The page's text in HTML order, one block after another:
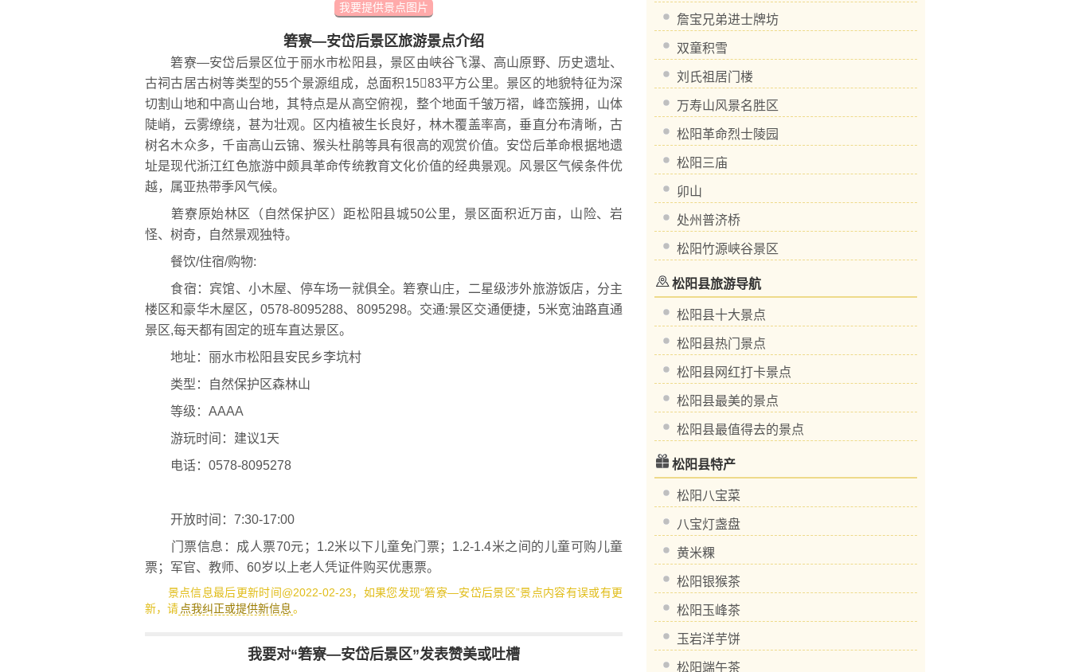
我要提供景点图片
箬寮—安岱后景区旅游景点介绍
箬寮—安岱后景区位于丽水市松阳县，景区由峡谷飞瀑、高山原野、历史遗址、
古祠古居古树等类型的55个景源组成，总面积1583平方公里。景区的地貌特征为深
切割山地和中高山台地，其特点是从高空俯视，整个地面千皱万褶，峰峦簇拥，山体
陡峭，云雾缭绕，甚为壮观。区内植被生长良好，林木覆盖率高，垂直分布清晰，古
树名木众多，千亩高山云锦、猴头杜鹃等具有很高的观赏价值。安岱后革命根据地遗
址是现代浙江红色旅游中颇具革命传统教育文化价值的经典景观。风景区气候条件优
越，属亚热带季风气候。
箬寮原始林区（自然保护区）距松阳县城50公里，景区面积近万亩，山险、岩
怪、树奇，自然景观独特。
餐饮/住宿/购物:
食宿：宾馆、小木屋、停车场一就俱全。箬寮山庄，二星级涉外旅游饭店，分主
楼区和豪华木屋区，0578-8095288、8095298。交通:景区交通便捷，5米宽油路直通
景区,每天都有固定的班车直达景区。
地址：丽水市松阳县安民乡李坑村
类型：自然保护区森林山
等级：AAAA
游玩时间：建议1天
电话：0578-8095278
开放时间：7:30-17:00
门票信息：成人票70元；1.2米以下儿童免门票；1.2-1.4米之间的儿童可购儿童
票；军官、教师、60岁以上老人凭证件购买优惠票。
景点信息最后更新时间@2022-02-23，如果您发现“箬寮—安岱后景区”景点内容有误或有更
新，请 点我纠正或提供新信息。
我要对“箬寮—安岱后景区”发表赞美或吐槽
詹宝兄弟进士牌坊
双童积雪
刘氏祖居门楼
万寿山风景名胜区
松阳革命烈士陵园
松阳三庙
卯山
处州普济桥
松阳竹源峡谷景区
松阳县旅游导航
松阳县十大景点
松阳县热门景点
松阳县网红打卡景点
松阳县最美的景点
松阳县最值得去的景点
松阳县特产
松阳八宝菜
八宝灯盏盘
黄米粿
松阳银猴茶
松阳玉峰茶
玉岩洋芋饼
松阳端午茶